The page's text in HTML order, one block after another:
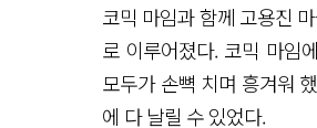
코믹 마임과 함께 고용진
로 이루어졌다. 코믹 마임
모두가 손뼉 치며 흥겨워
에 다 날릴 수 있었다.